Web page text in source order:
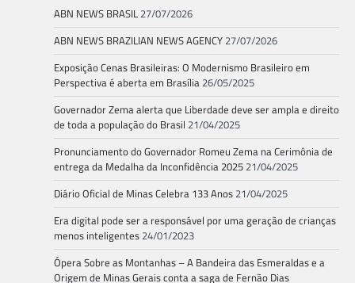
ABN NEWS BRASIL 27/07/2026
ABN NEWS BRAZILIAN NEWS AGENCY 27/07/2026
Exposição Cenas Brasileiras: O Modernismo Brasileiro em
Perspectiva é aberta em Brasília 26/05/2025
Governador Zema alerta que Liberdade deve ser ampla e direito
de toda a população do Brasil 21/04/2025
Pronunciamento do Governador Romeu Zema na Cerimônia de
entrega da Medalha da Inconfidência 2025 21/04/2025
Diário Oficial de Minas Celebra 133 Anos 21/04/2025
Era digital pode ser a responsável por uma geração de crianças
menos inteligentes 24/01/2023
Ópera Sobre as Montanhas – A Bandeira das Esmeraldas e a
Origem de Minas Gerais conta a saga de Fernão Dias